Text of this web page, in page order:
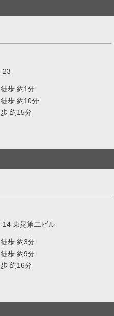
23
歩 約1分
歩 約10分
約15分
14 東晃第二ビル
歩 約3分
歩 約9分
約16分